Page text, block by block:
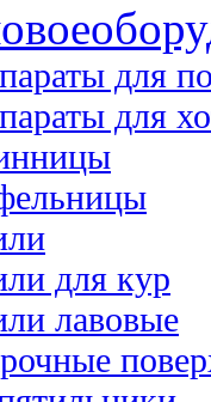
для
для
для кур
лавовые